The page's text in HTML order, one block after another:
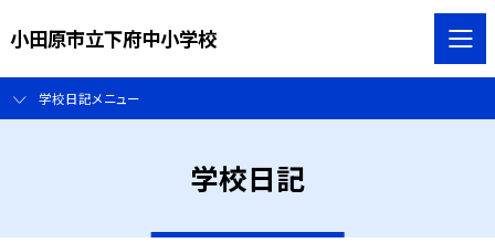
小田原市立下府中小学校
学校日記メニュー
学校日記